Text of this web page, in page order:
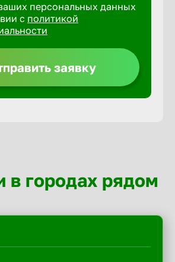
персональных данных
с политикой
заявку
в городах рядом